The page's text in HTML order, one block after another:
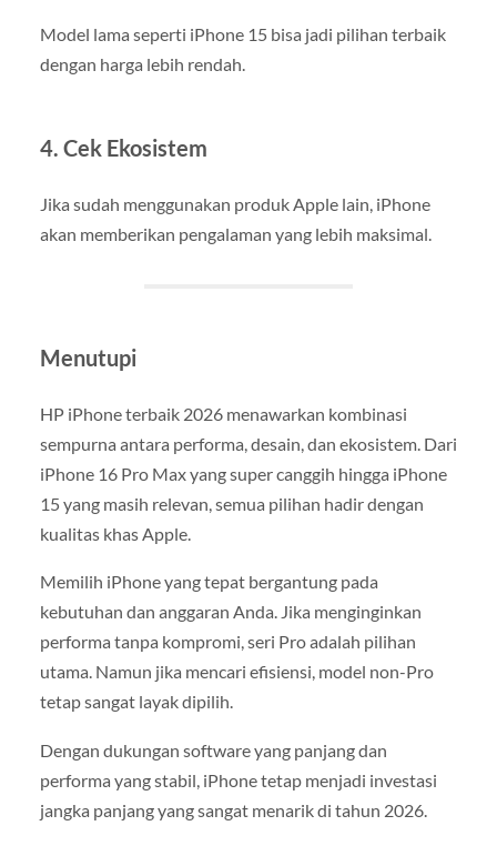
Model lama seperti iPhone 15 bisa jadi pilihan terbaik
dengan harga lebih rendah.
4. Cek Ekosistem
Jika sudah menggunakan produk Apple lain, iPhone
akan memberikan pengalaman yang lebih maksimal.
Menutupi
HP iPhone terbaik 2026 menawarkan kombinasi
sempurna antara performa, desain, dan ekosistem. Dari
iPhone 16 Pro Max yang super canggih hingga iPhone
15 yang masih relevan, semua pilihan hadir dengan
kualitas khas Apple.
Memilih iPhone yang tepat bergantung pada
kebutuhan dan anggaran Anda. Jika menginginkan
performa tanpa kompromi, seri Pro adalah pilihan
utama. Namun jika mencari efisiensi, model non-Pro
tetap sangat layak dipilih.
Dengan dukungan software yang panjang dan
performa yang stabil, iPhone tetap menjadi investasi
jangka panjang yang sangat menarik di tahun 2026.